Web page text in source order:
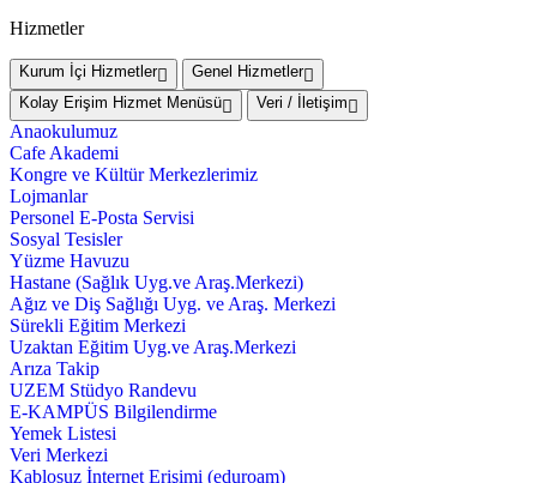
Hizmetler
Kurum İçi Hizmetler
Genel Hizmetler
Kolay Erişim Hizmet Menüsü
Veri / İletişim
Anaokulumuz
Cafe Akademi
Kongre ve Kültür Merkezlerimiz
Lojmanlar
Personel E-Posta Servisi
Sosyal Tesisler
Yüzme Havuzu
Hastane (Sağlık Uyg.ve Araş.Merkezi)
Ağız ve Diş Sağlığı Uyg. ve Araş. Merkezi
Sürekli Eğitim Merkezi
Uzaktan Eğitim Uyg.ve Araş.Merkezi
Arıza Takip
UZEM Stüdyo Randevu
E-KAMPÜS Bilgilendirme
Yemek Listesi
Veri Merkezi
Kablosuz İnternet Erişimi (eduroam)